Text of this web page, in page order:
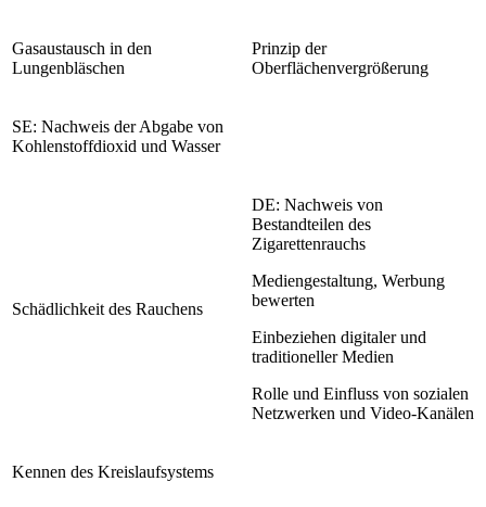
Gasaustausch in den
Lungenbläschen
Prinzip der
Oberflächenvergrößerung
SE: Nachweis der Abgabe von
Kohlenstoffdioxid und Wasser
Schädlichkeit des Rauchens
DE: Nachweis von
Bestandteilen des
Zigarettenrauchs
Mediengestaltung, Werbung
bewerten
Einbeziehen digitaler und
traditioneller Medien
Rolle und Einfluss von sozialen
Netzwerken und Video-Kanälen
Kennen des Kreislaufsystems